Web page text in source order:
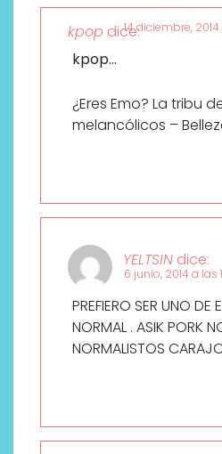
kpop dice:14 diciembre,
kpop…
¿Eres Emo? La tribu
melancólicos –
YELTSIN dice:
6 junio, 2014 a las
PREFIERO SER UNO DE
NORMAL . ASIK PORK
NORMALISTOS